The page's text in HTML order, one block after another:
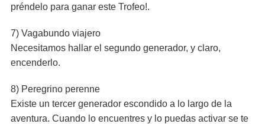
préndelo para ganar este Trofeo!.
7) Vagabundo viajero
Necesitamos hallar el segundo generador, y claro,
encenderlo.
8) Peregrino perenne
Existe un tercer generador escondido a lo largo de la
aventura. Cuando lo encuentres y lo puedas activar se te